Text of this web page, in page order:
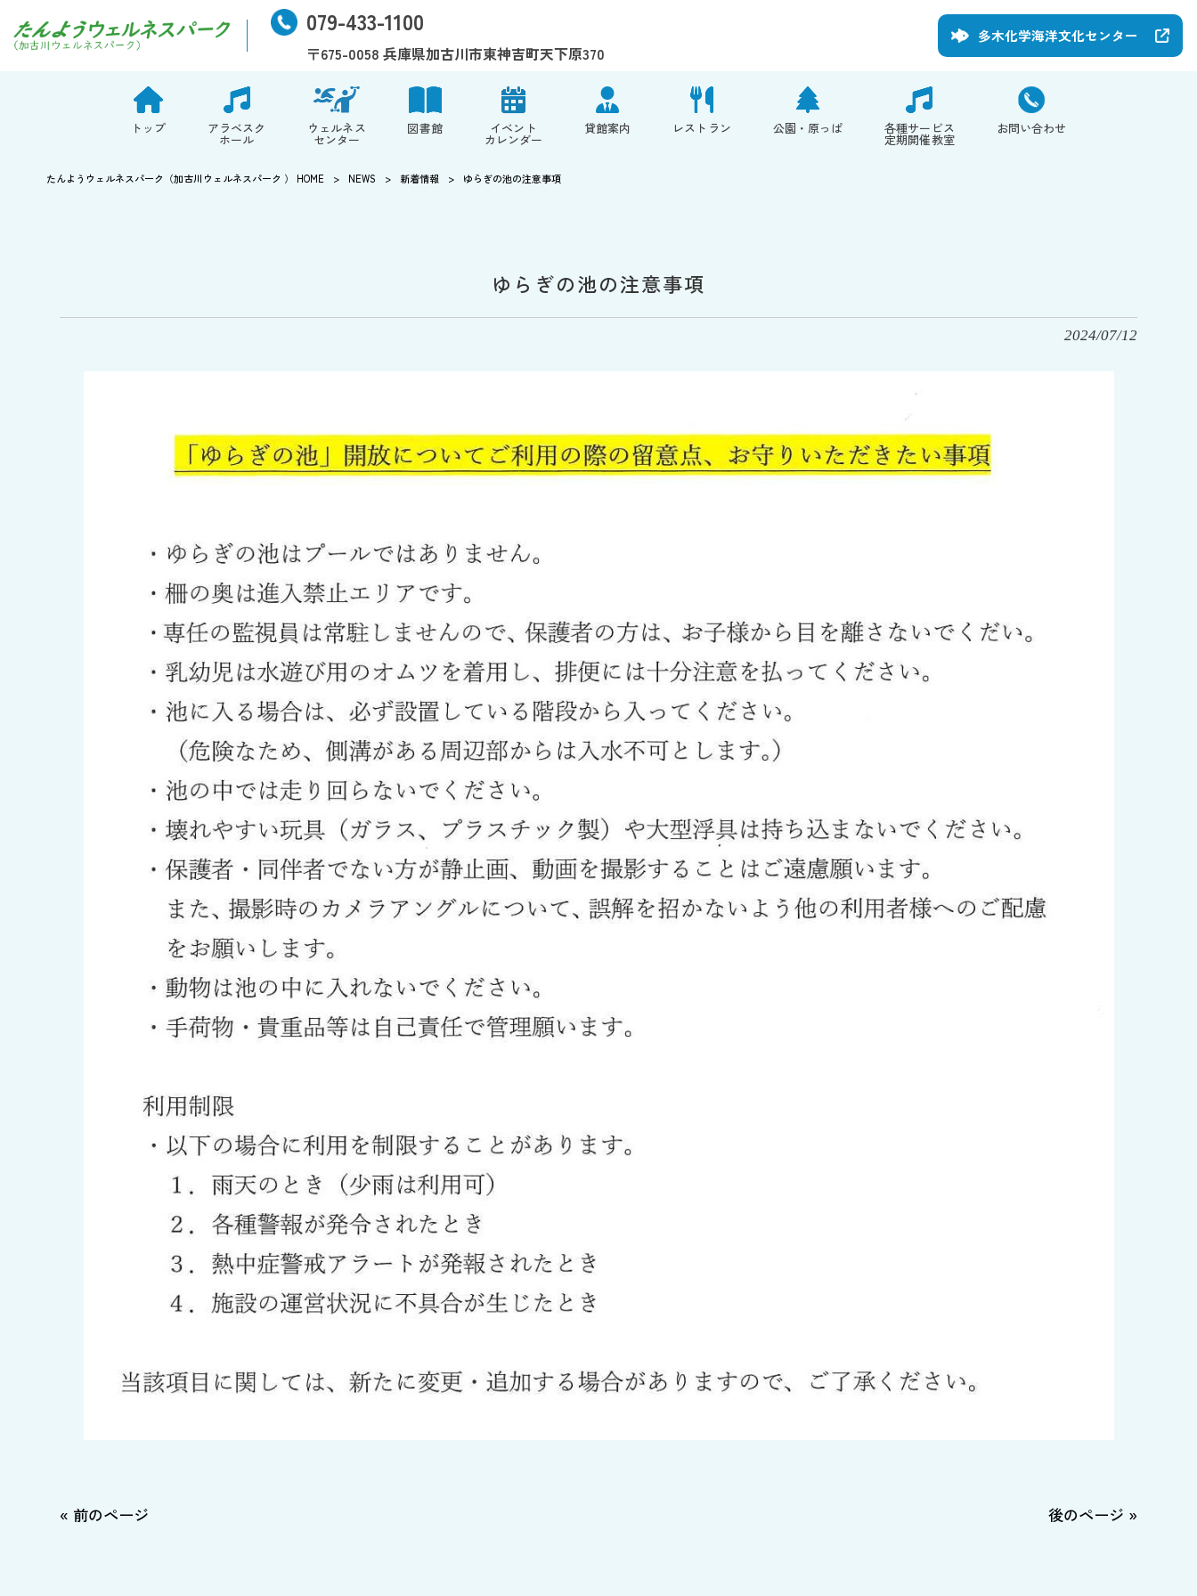
079-433-1100
〒675-0058 兵庫県加古川市東神吉町天下原370
多木化学海洋文化センター
トップ アラベスク
ホール
ウェルネス
センター
図書館 イベント
カレンダー
貸館案内 レストラン 公園・原っぱ 各種サービス
定期開催教室
お問い合わせ
たんようウェルネスパーク（加古川ウェルネスパーク ） HOME > NEWS > 新着情報 > ゆらぎの池の注意事項
ゆらぎの池の注意事項
2024/07/12
« 前のページ 後のページ »